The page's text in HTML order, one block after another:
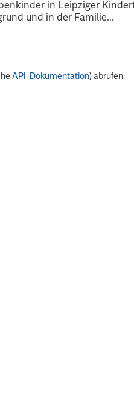
in Leipziger
und in der Familie...
API-Dokumentation) abrufen.